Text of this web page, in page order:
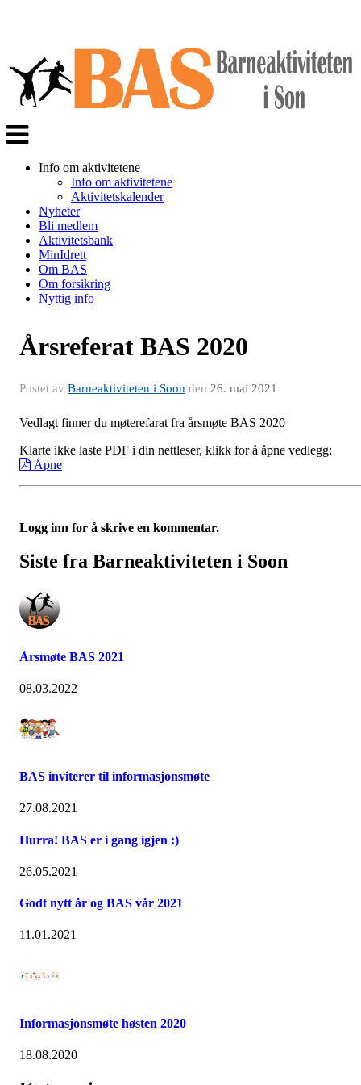
Veksle
navigasjon
Info om aktivitetene
Info om aktivitetene
Aktivitetskalender
Nyheter
Bli medlem
Aktivitetsbank
MinIdrett
Om BAS
Om forsikring
Nyttig info
Årsreferat BAS 2020
Postet av Barneaktiviteten i Soon den 26. mai 2021
Vedlagt finner du møterefarat fra årsmøte BAS 2020
Klarte ikke laste PDF i din nettleser, klikk for å åpne vedlegg:
Åpne
Logg inn for å skrive en kommentar.
Siste fra Barneaktiviteten i Soon
Årsmøte BAS 2021
08.03.2022
BAS inviterer til informasjonsmøte
27.08.2021
Hurra! BAS er i gang igjen :)
26.05.2021
Godt nytt år og BAS vår 2021
11.01.2021
Informasjonsmøte høsten 2020
18.08.2020